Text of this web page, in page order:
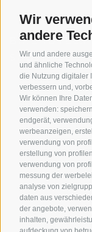
Wir
andere
Wir und andere
und ähnliche
die Nutzung digitaler
verbessern und,
Wir können Ihre
verwenden:
endgerät,
werbeanzeigen,
verwendung von
erstellung von
verwendung von
messung der
analyse von
daten aus
der angebote,
inhalten,
BIKEHOTELS
SÜDTIROL
Hotels & Pakete
Urlaubspakete
Unsere Gutscheine
Hot Deals
Bike & Work